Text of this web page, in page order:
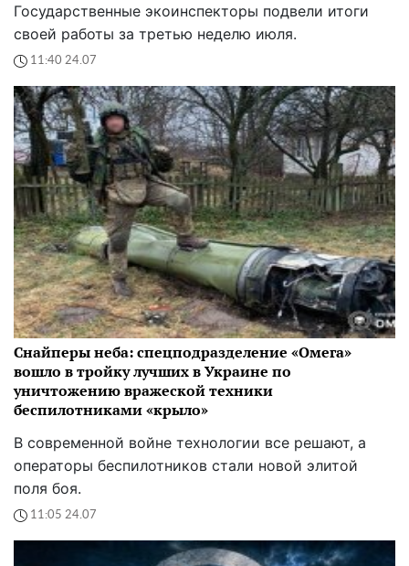
Государственные экоинспекторы подвели итоги
своей работы за третью неделю июля.
11:40 24.07
Снайперы неба: спецподразделение «Омега»
вошло в тройку лучших в Украине по
уничтожению вражеской техники
беспилотниками «крыло»
В современной войне технологии все решают, а
операторы беспилотников стали новой элитой
поля боя.
11:05 24.07